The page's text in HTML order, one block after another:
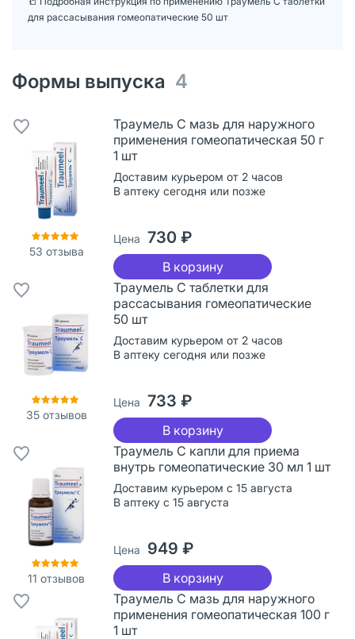
для рассасывания гомеопатические 50 шт
Формы выпуска 4
53 отзыва
Траумель С мазь для наружного
применения гомеопатическая 50 г
1 шт
Доставим курьером от 2 часов
В аптеку сегодня или позже
Цена 730 ₽
В корзину
35отзывов
Траумель С таблетки для
рассасывания гомеопатические
50 шт
Доставим курьером от 2 часов
В аптеку сегодня или позже
Цена 733 ₽
В корзину
11 отзывов
Траумель С капли для приема
внутрь гомеопатические 30 мл 1 шт
Доставим курьером с 15 августа
В аптеку с 15 августа
Цена 949 ₽
В корзину
Траумель С мазь для наружного
применения гомеопатическая 100 г
1 шт